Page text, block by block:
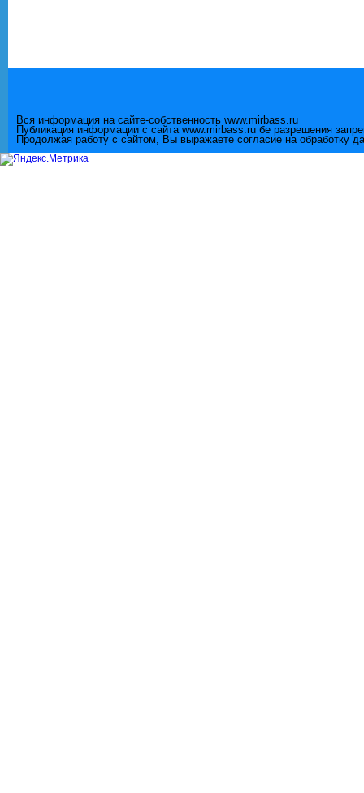
Вся информация на сайте-собственность www.mirbass.ru
Публикация информации с сайта www.mirbass.ru бе разрешения
Продолжая работу с сайтом, Вы выражаете согласие на обработку